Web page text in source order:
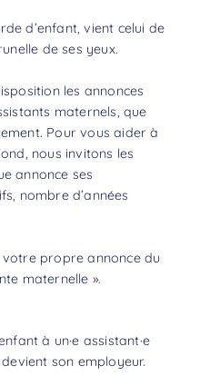
d’enfant, vient celui de
de ses yeux.
les annonces
maternels, que
Pour vous aider à
nous invitons les
annonce ses
nombre d’années
votre propre annonce du
maternelle ».
à un·e assistant·e
son employeur.